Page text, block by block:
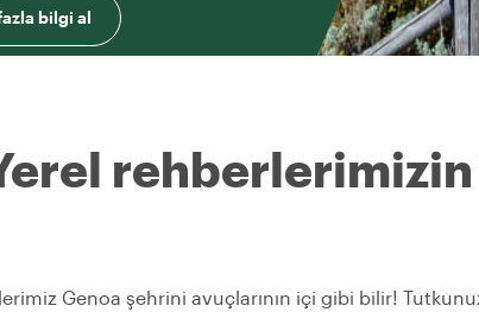
bilgi al
Genoa şehrini avuçlarının içi gibi bilir!